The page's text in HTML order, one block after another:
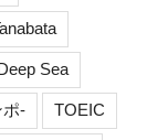
Sea
ポ- TOEIC